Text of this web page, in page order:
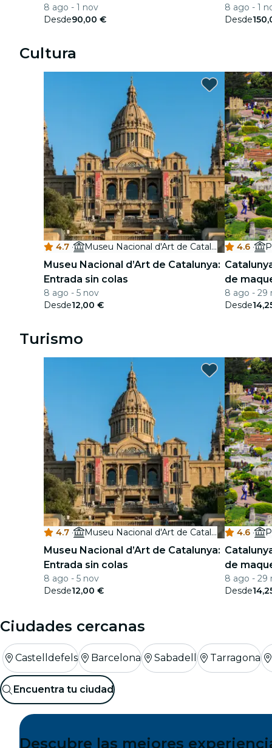
8 ago - 1 nov
Desde90,00 €
8 ago - 1
Desde
Cultura
4.7 · Museu Nacional d'Art de Catalunya
Museu Nacional d’Art de Catalunya:
Entrada sin colas
8 ago - 5 nov
Desde12,00 €
4.6 ·
de
8 ago - 29
Desde
Turismo
4.7 · Museu Nacional d'Art de Catalunya
Museu Nacional d’Art de Catalunya:
Entrada sin colas
8 ago - 5 nov
Desde12,00 €
4.6 ·
de
8 ago - 29
Desde
Ciudades cercanas
Castelldefels Barcelona Sabadell Tarragona
Encuentra tu ciudad
Descubre las mejores